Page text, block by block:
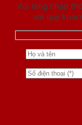
Vui lòng nhập
với quý